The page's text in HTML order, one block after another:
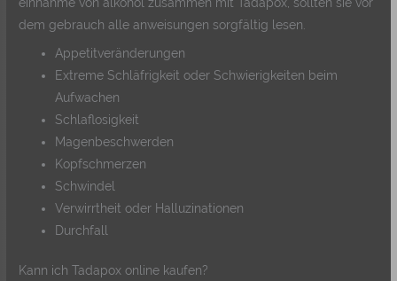
dem gebrauch alle anweisungen sorgfältig lesen.
Appetitveränderungen
Extreme Schläfrigkeit oder Schwierigkeiten beim
Aufwachen
Schlaflosigkeit
Magenbeschwerden
Kopfschmerzen
Schwindel
Verwirrtheit oder Halluzinationen
Durchfall
Kann ich Tadapox online kaufen?